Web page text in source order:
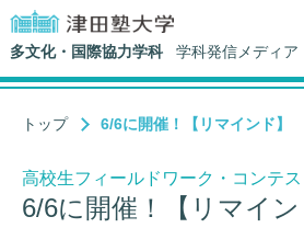
多文化・国際協力学科 学科発信メディア
トップ 6/6に開催！【リマインド】
高校生フィールドワーク・コンテス
6/6に開催！【リマイン